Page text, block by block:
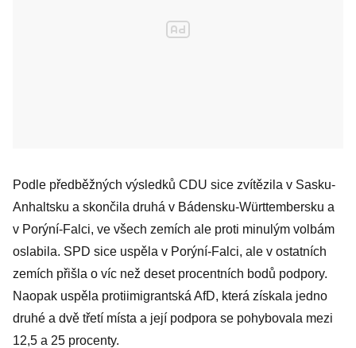
Podle předběžných výsledků CDU sice zvítězila v Sasku-
Anhaltsku a skončila druhá v Bádensku-Württembersku a
v Porýní-Falci, ve všech zemích ale proti minulým volbám
oslabila. SPD sice uspěla v Porýní-Falci, ale v ostatních
zemích přišla o víc než deset procentních bodů podpory.
Naopak uspěla protiimigrantská AfD, která získala jedno
druhé a dvě třetí místa a její podpora se pohybovala mezi
12,5 a 25 procenty.